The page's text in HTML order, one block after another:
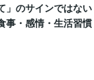
」のサインではな
事・感情・生活習慣